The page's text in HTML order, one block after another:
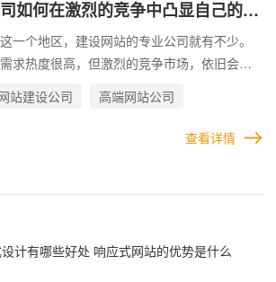
如何在激烈的竞争中凸显自己的优
一个地区，建设网站的专业公司就有不少。
求热度很高，但激烈的竞争市场，依旧会对
赢得客户，首先就需要取得客户的信任。上海
市场竞争中，需要将自己特有的优势总结并
还是做过的成功案例，都是企业自信的基
知不觉之间，记住自己，这样也为接下来的
站建设公司 高端网站公司
查看详情